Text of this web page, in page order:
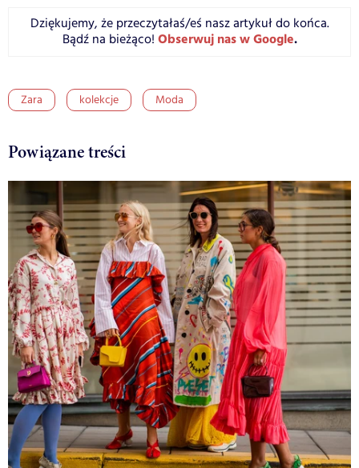
Dziękujemy, że przeczytałaś/eś nasz artykuł do końca.
Bądź na bieżąco! Obserwuj nas w Google.
Zara kolekcje Moda
Powiązane treści